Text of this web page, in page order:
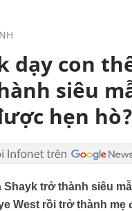
dạy con
siêu
hẹn hò?
trở thành siêu
West rồi trở thành